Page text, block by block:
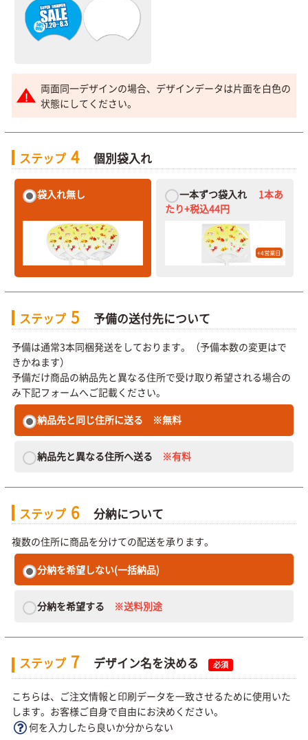
両面同一デザインの場合、デザインデータは片面を白色の
状態にしてください。
ステップ 4 個別袋入れ
袋入れ無し 一本ずつ袋入れ
1本あ
たり+税込44円
+4営業日
ステップ 5 予備の送付先について
予備は通常3本同梱発送をしております。（予備本数の変更はで
きかねます）
予備だけ商品の納品先と異なる住所で受け取り希望される場合の
み下記フォームへご記載ください。
納品先と同じ住所に送る ※無料
納品先と異なる住所へ送る ※有料
ステップ 6 分納について
複数の住所に商品を分けての配送を承ります。
分納を希望しない(一括納品)
分納を希望する ※送料別途
ステップ 7 デザイン名を決める 必須
こちらは、ご注文情報と印刷データを一致させるために使用いた
します。お客様ご自身で自由にお決めください。
何を入力したら良いか分からない